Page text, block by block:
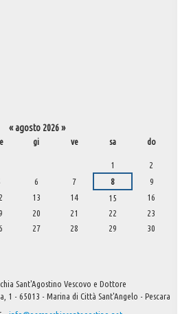
«agosto 2026»
gi ve sa do
1
2
6 7 8
9
13 14 15
16
20 21 22
23
27 28 29
30
Sant'Agostino Vescovo e Dottore
1 - 65013 - Marina di Città Sant'Angelo - Pescara